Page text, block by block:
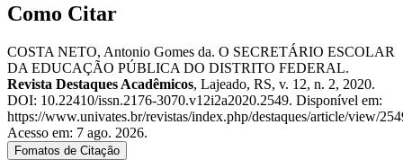
Como Citar
COSTA NETO, Antonio Gomes da. O SECRETÁRIO ESCOLAR
DA EDUCAÇÃO PÚBLICA DO DISTRITO FEDERAL.
Revista Destaques Acadêmicos, Lajeado, RS, v. 12, n. 2, 2020.
DOI: 10.22410/issn.2176-3070.v12i2a2020.2549. Disponível em:
https://www.univates.br/revistas/index.php/destaques/article/view/
Acesso em: 7 ago. 2026.
Fomatos de Citação